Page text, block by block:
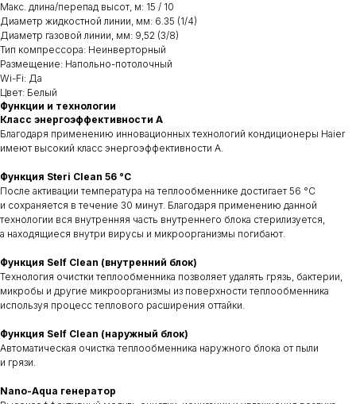
Макс. длина/перепад высот, м: 15 / 10
Диаметр жидкостной линии, мм: 6.35 (1/4)
Диаметр газовой линии, мм: 9,52 (3/8)
Тип компрессора: Неинверторный
Размещение: Напольно-потолочный
Wi-Fi: Да
Цвет: Белый
Функции и технологии
Класс энергоэффективности A
Благодаря применению инновационных технологий кондиционеры Haier
имеют высокий класс энергоэффективности А.
Функция Steri Clean 56 °C
После активации температура на теплообменнике достигает 56 °C
и сохраняется в течение 30 минут. Благодаря применению данной
технологии вся внутренняя часть внутреннего блока стерилизуется,
а находящиеся внутри вирусы и микроорганизмы погибают.
Функция Self Clean (внутренний блок)
Технология очистки теплообменника позволяет удалять грязь, бактерии,
микробы и другие микроорганизмы из поверхности теплообменника
используя процесс теплового расширения оттайки.
Функция Self Clean (наружный блок)
Автоматическая очистка теплообменника наружного блока от пыли
и грязи.
Nano-Aqua генератор